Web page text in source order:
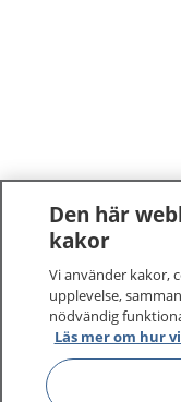
1177 –tryggt
På 1177.se får du
sjukdomar och
Logga in för att
vårdärenden.
Den här
kakor
Vi använder kakor,
upplevelse,
nödvändig
Läs mer om hur